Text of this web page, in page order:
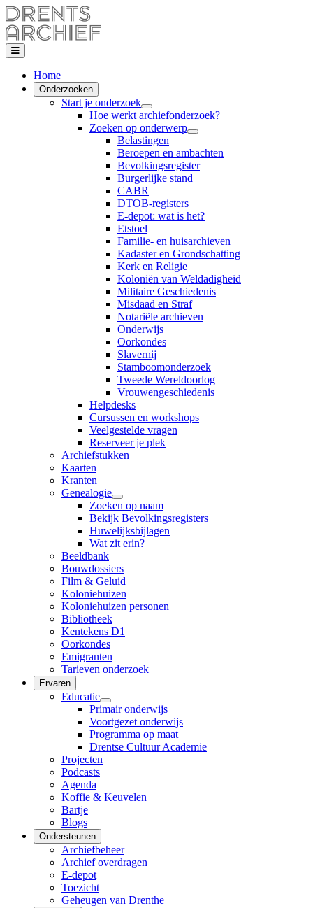
Home
Onderzoeken
Start je onderzoek
Hoe werkt archiefonderzoek?
Zoeken op onderwerp
Belastingen
Beroepen en ambachten
Bevolkingsregister
Burgerlijke stand
CABR
DTOB-registers
E-depot: wat is het?
Etstoel
Familie- en huisarchieven
Kadaster en Grondschatting
Kerk en Religie
Koloniën van Weldadigheid
Militaire Geschiedenis
Misdaad en Straf
Notariële archieven
Onderwijs
Oorkondes
Slavernij
Stamboomonderzoek
Tweede Wereldoorlog
Vrouwengeschiedenis
Helpdesks
Cursussen en workshops
Veelgestelde vragen
Reserveer je plek
Archiefstukken
Kaarten
Kranten
Genealogie
Zoeken op naam
Bekijk Bevolkingsregisters
Huwelijksbijlagen
Wat zit erin?
Beeldbank
Bouwdossiers
Film & Geluid
Koloniehuizen
Koloniehuizen personen
Bibliotheek
Kentekens D1
Oorkondes
Emigranten
Tarieven onderzoek
Ervaren
Educatie
Primair onderwijs
Voortgezet onderwijs
Programma op maat
Drentse Cultuur Academie
Projecten
Podcasts
Agenda
Koffie & Keuvelen
Bartje
Blogs
Ondersteunen
Archiefbeheer
Archief overdragen
E-depot
Toezicht
Geheugen van Drenthe